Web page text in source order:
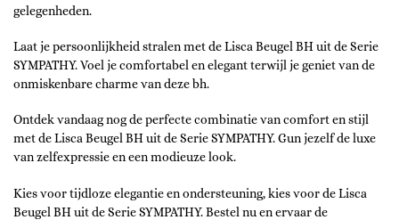
gelegenheden.
Laat je persoonlijkheid stralen met de Lisca Beugel BH uit de Serie
SYMPATHY. Voel je comfortabel en elegant terwijl je geniet van de
onmiskenbare charme van deze bh.
Ontdek vandaag nog de perfecte combinatie van comfort en stijl
met de Lisca Beugel BH uit de Serie SYMPATHY. Gun jezelf de luxe
van zelfexpressie en een modieuze look.
Kies voor tijdloze elegantie en ondersteuning, kies voor de Lisca
Beugel BH uit de Serie SYMPATHY. Bestel nu en ervaar de